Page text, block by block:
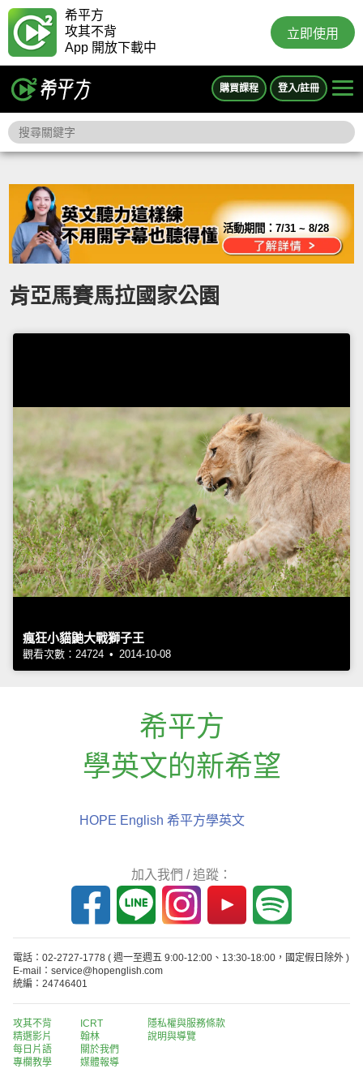
希平方
攻其不背
App 開放下載中
立即使用
購買課程 登入/註冊
活動期間：7/31 ~ 8/28
肯亞馬賽馬拉國家公園
瘋狂小貓鼬大戰獅子王
觀看次數：24724 • 2014-10-08
希平方
學英文的新希望
HOPE English 希平方學英文
加入我們 / 追蹤：
電話：02-2727-1778 ( 週一至週五 9:00-12:00、13:30-18:00，國定假日除外 )
E-mail：service@hopenglish.com
統編：24746401
攻其不背
精選影片
每日片語
專欄教學
ICRT
翰林
關於我們
媒體報導
隱私權與服務條款
說明與導覽